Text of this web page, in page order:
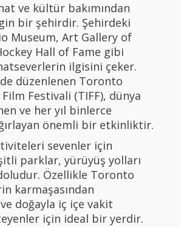
ve kültür bakımından
bir şehirdir. Şehirdeki
Museum, Art Gallery of
Hall of Fame gibi
ilgisini çeker.
düzenlenen Toronto
Festivali (TIFF), dünya
ve her yıl binlerce
önemli bir etkinliktir.
sevenler için
parklar, yürüyüş yolları
Özellikle Toronto
karmaşasından
doğayla iç içe vakit
için ideal bir yerdir.